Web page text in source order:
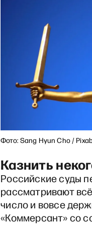
Фото: Sang Hyun Cho /
Казнить
Российские суды
рассматривают
число и вовсе
«Коммерсант» со